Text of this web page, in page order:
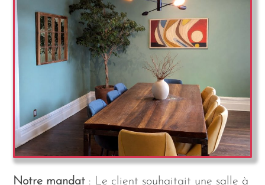
Notre mandat : Le client souhaitait une salle à